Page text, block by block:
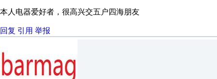
本人电器爱好者，很高兴交五户四海朋友
回复 引用 举报